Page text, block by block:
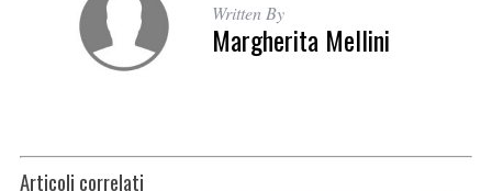
Written By
Margherita Mellini
Articoli correlati